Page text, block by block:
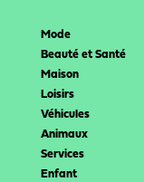
Mode
Beauté et Santé
Maison
Loisirs
Véhicules
Animaux
Services
Enfant